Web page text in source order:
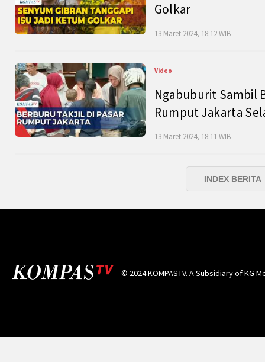
Golkar
13 Maret 2024, 18:12 WIB
Video
Ngabuburit Sambil
Rumput Jakarta
13 Maret 2024, 18:11 WIB
INDEX BERITA
© 2024 KOMPASTV. A Subsidiary ofKG